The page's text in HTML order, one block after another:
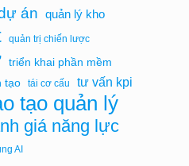
án quản lý kho
quản trị chiến lược
triển khai phần mềm
tạo tái cơ cấu tư vấn kpi
tạo quản lý
giá năng lực
AI